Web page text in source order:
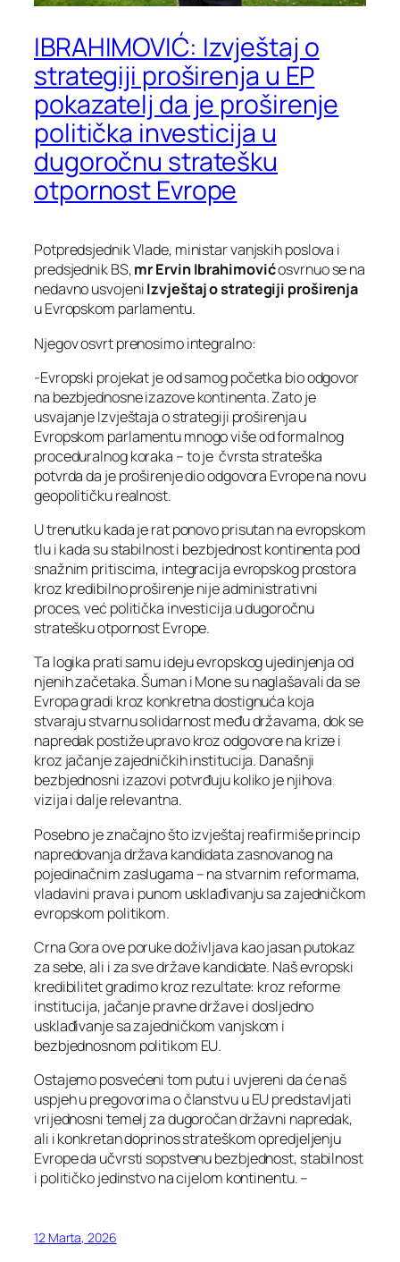
IBRAHIMOVIĆ: Izvještaj o
strategiji proširenja u EP
pokazatelj da je proširenje
politička investicija u
dugoročnu stratešku
otpornost Evrope
Potpredsjednik Vlade, ministar vanjskih poslova i
predsjednik BS,mr Ervin Ibrahimovićosvrnuo se na
nedavno usvojeniIzvještaj o strategiji proširenja
u Evropskom parlamentu.
Njegov osvrt prenosimo integralno:
-Evropski projekat je od samog početka bio odgovor
na bezbjednosne izazove kontinenta. Zato je
usvajanje Izvještaja o strategiji proširenja u
Evropskom parlamentu mnogo više od formalnog
proceduralnog koraka – to je čvrsta strateška
potvrda da je proširenje dio odgovora Evrope na novu
geopolitičku realnost.
U trenutku kada je rat ponovo prisutan na evropskom
tlu i kada su stabilnost i bezbjednost kontinenta pod
snažnim pritiscima, integracija evropskog prostora
kroz kredibilno proširenje nije administrativni
proces, već politička investicija u dugoročnu
stratešku otpornost Evrope.
Ta logika prati samu ideju evropskog ujedinjenja od
njenih začetaka. Šuman i Mone su naglašavali da se
Evropa gradi kroz konkretna dostignuća koja
stvaraju stvarnu solidarnost među državama, dok se
napredak postiže upravo kroz odgovore na krize i
kroz jačanje zajedničkih institucija. Današnji
bezbjednosni izazovi potvrđuju koliko je njihova
vizija i dalje relevantna.
Posebno je značajno što izvještaj reafirmiše princip
napredovanja država kandidata zasnovanog na
pojedinačnim zaslugama – na stvarnim reformama,
vladavini prava i punom usklađivanju sa zajedničkom
evropskom politikom.
Crna Gora ove poruke doživljava kao jasan putokaz
za sebe, ali i za sve države kandidate. Naš evropski
kredibilitet gradimo kroz rezultate: kroz reforme
institucija, jačanje pravne države i dosljedno
usklađivanje sa zajedničkom vanjskom i
bezbjednosnom politikom EU.
Ostajemo posvećeni tom putu i uvjereni da će naš
uspjeh u pregovorima o članstvu u EU predstavljati
vrijednosni temelj za dugoročan državni napredak,
ali i konkretan doprinos strateškom opredjeljenju
Evrope da učvrsti sopstvenu bezbjednost, stabilnost
i političko jedinstvo na cijelom kontinentu. –
12 Marta, 2026